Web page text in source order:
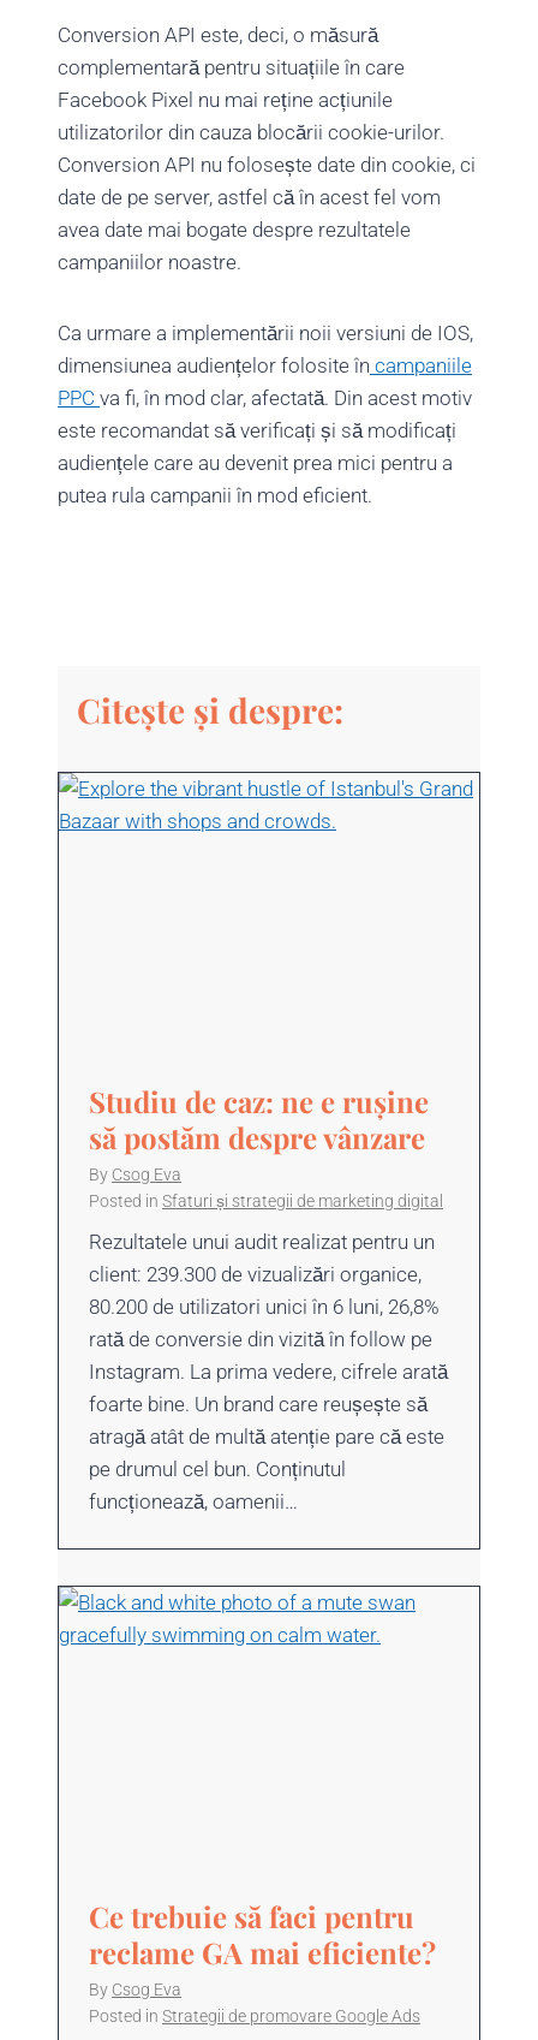
Conversion API este, deci, o măsură
complementară pentru situațiile în care
Facebook Pixel nu mai reține acțiunile
utilizatorilor din cauza blocării cookie-urilor.
Conversion API nu folosește date din cookie, ci
date de pe server, astfel că în acest fel vom
avea date mai bogate despre rezultatele
campaniilor noastre.
Ca urmare a implementării noii versiuni de IOS,
dimensiunea audiențelor folosite în campaniile
PPC va fi, în mod clar, afectată. Din acest motiv
este recomandat să verificați și să modificați
audiențele care au devenit prea mici pentru a
putea rula campanii în mod eficient.
Citește și despre:
Studiu de caz: ne e rușine
să postăm despre vânzare
By Csog Eva
Posted in Sfaturi și strategii de marketing digital
Rezultatele unui audit realizat pentru un
client: 239.300 de vizualizări organice,
80.200 de utilizatori unici în 6 luni, 26,8%
rată de conversie din vizită în follow pe
Instagram. La prima vedere, cifrele arată
foarte bine. Un brand care reușește să
atragă atât de multă atenție pare că este
pe drumul cel bun. Conținutul
funcționează, oamenii…
Ce trebuie să faci pentru
reclame GA mai eficiente?
By Csog Eva
Posted in Strategii de promovare Google Ads